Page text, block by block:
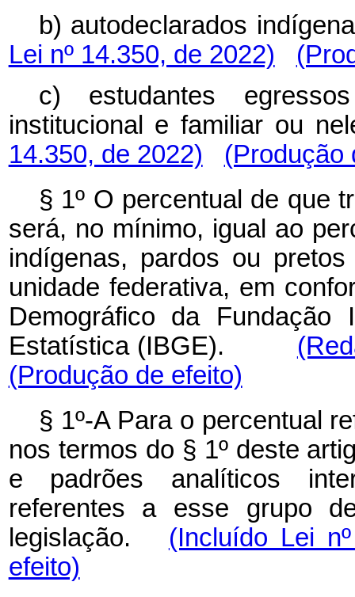
b) autodeclarados
Lei nº 14.350, de 2022)
c) estudantes
institucional e familiar
14.350, de 2022)
(Produção
§ 1º O percentual de que
será, no mínimo, igual ao
indígenas, pardos ou
unidade federativa, em
Demográfico da
Estatística (IBGE).
(Produção de efeito)
§ 1º-A Para o percentual
nos termos do § 1º deste
e padrões analíticos
referentes a esse grupo
legislação. (Incluído Lei
efeito)